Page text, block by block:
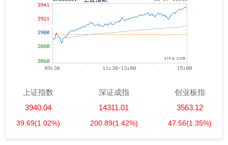
上证指数
3940.04
39.69(1.02%)
深证成指
14311.01
200.89(1.42%)
创业板指
3563.12
47.56(1.35%)